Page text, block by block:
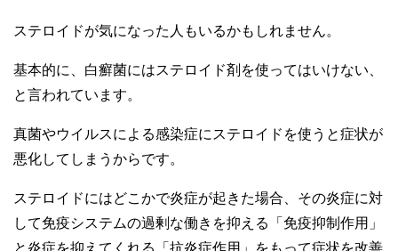
ステロイドが気になった人もいるかもしれません。
基本的に、白癬菌にはステロイド剤を使ってはいけない、
と言われています。
真菌やウイルスによる感染症にステロイドを使うと症状が
悪化してしまうからです。
ステロイドにはどこかで炎症が起きた場合、その炎症に対
して免疫システムの過剰な働きを抑える「免疫抑制作用」
と炎症を抑えてくれる「抗炎症作用」をもって症状を改善